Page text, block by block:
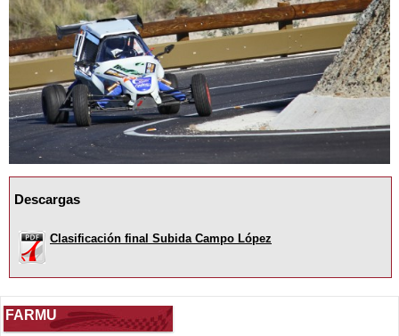
FARMU
Descargas
Clasificación final Subida Campo López